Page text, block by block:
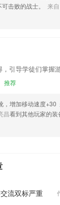
击败的战士。
来自
引导学徒们掌握
推荐
，增加移动速度+30
昌看到其他玩家的
流双标严重